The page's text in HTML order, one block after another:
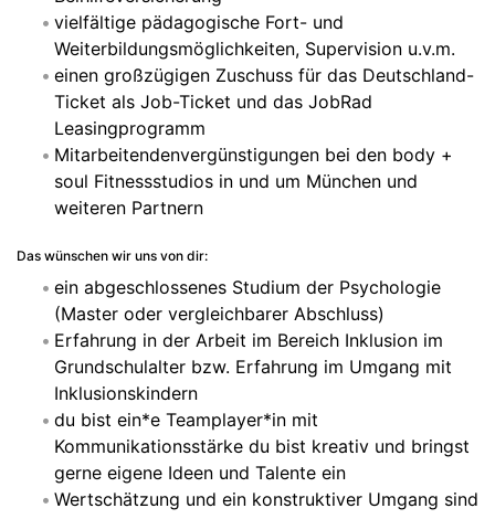
vielfältige pädagogische Fort- und
Weiterbildungsmöglichkeiten, Supervision u.v.m.
einen großzügigen Zuschuss für das Deutschland-
Ticket als Job-Ticket und das JobRad
Leasingprogramm
Mitarbeitendenvergünstigungen bei den body +
soul Fitnessstudios in und um München und
weiteren Partnern
Das wünschen wir uns von dir:
ein abgeschlossenes Studium der Psychologie
(Master oder vergleichbarer Abschluss)
Erfahrung in der Arbeit im Bereich Inklusion im
Grundschulalter bzw. Erfahrung im Umgang mit
Inklusionskindern
du bist ein*e Teamplayer*in mit
Kommunikationsstärke du bist kreativ und bringst
gerne eigene Ideen und Talente ein
Wertschätzung und ein konstruktiver Umgang sind